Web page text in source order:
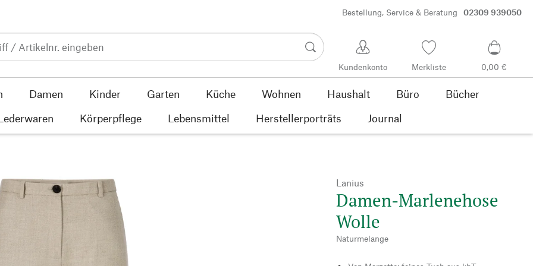
Bestellung, Service & Beratung 02309 939050
Kundenkonto Merkliste 0,00 €
Damen Kinder Garten Küche Wohnen Haushalt Büro
Bücher
Körperpflege Lebensmittel Herstellerporträts Journal
Lanius
Damen-Marlenehose
Wolle
Naturmelange